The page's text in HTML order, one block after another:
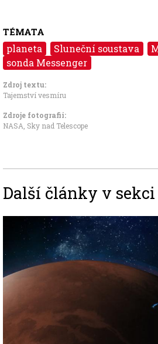
TÉMATA
planeta Sluneční soustava
sonda Messenger
Zdroj textu:
Tajemství vesmíru
Zdroje fotografii:
NASA, Sky nad Telescope
Další články v sekci
Image